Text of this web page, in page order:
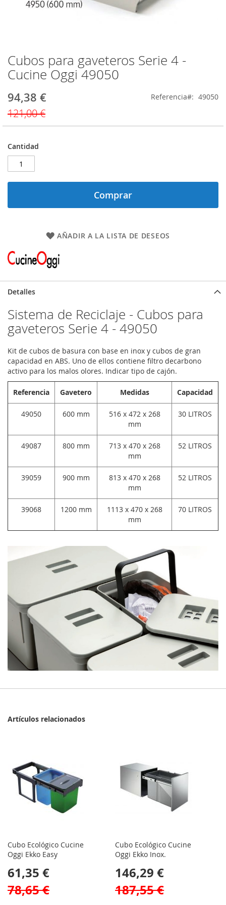
Cubos para gaveteros Serie 4 -
Cucine Oggi 49050
Precio
94,38 €
121,00 €
Referencia 49050
Cantidad
Comprar
AÑADIR A LA LISTA DE DESEOS
Saltar
al
comienzo
la
galería
de
imágenes
Detalles
Sistema de Reciclaje - Cubos para
gaveteros Serie 4 - 49050
Kit de cubos de basura con base en inox y cubos de gran
capacidad en ABS. Uno de ellos contiene filtro decarbono
activo para los malos olores. Indicar tipo de cajón.
Referencia Gavetero Medidas Capacidad
49050 600 mm
516 x 472 x 268
mm
30 LITROS
49087 800 mm
713 x 470 x 268
mm
52 LITROS
39059 900 mm
813 x 470 x 268
mm
52 LITROS
39068 1200 mm
1113 x 470 x 268
mm
70 LITROS
Artículos relacionados
Cubo Ecológico Cucine
Oggi Ekko Easy
61,35 €
78,65 €
Cubo Ecológico Cucine
Oggi Ekko Inox.
146,29 €
187,55 €